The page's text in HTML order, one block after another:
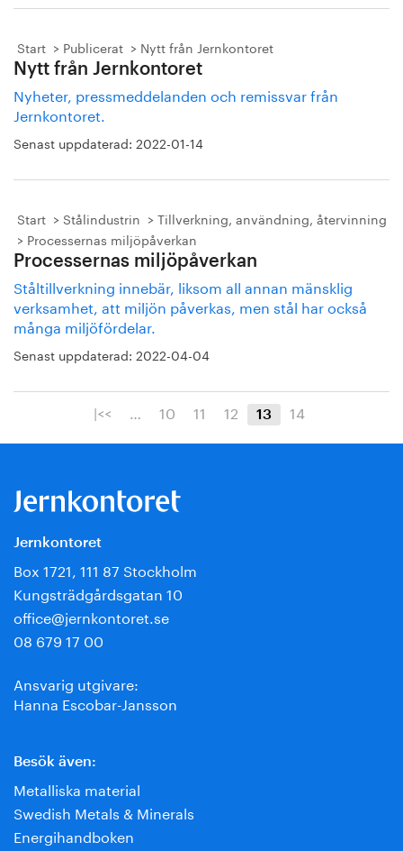
Start Publicerat Nytt från Jernkontoret
Nytt från Jernkontoret
Nyheter, pressmeddelanden och remissvar från
Jernkontoret.
Senast uppdaterad: 2022-01-14
Start Stålindustrin
Tillverkning, användning, återvinning
Processernas miljöpåverkan
Processernas miljöpåverkan
Ståltillverkning innebär, liksom all annan mänsklig
verksamhet, att miljön påverkas, men stål har också
många miljöfördelar.
Senast uppdaterad: 2022-04-04
|<< … 10 11 12 13 14
Jernkontoret
Box 1721, 111 87 Stockholm
Kungsträdgårdsgatan 10
office@jernkontoret.se
08 679 17 00
Ansvarig utgivare:
Hanna Escobar-Jansson
Besök även:
Metalliska material
Swedish Metals & Minerals
Energihandboken